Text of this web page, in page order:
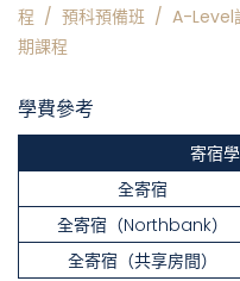
程 / 預科預備班 / A-Level
期課程
學費參考
寄宿
全寄宿
全寄宿（Northbank）
全寄宿（共享房間）